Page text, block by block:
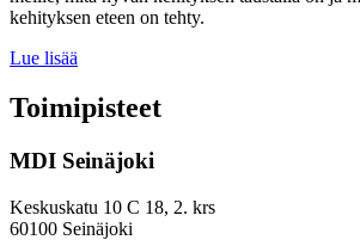
kehityksen eteen on tehty.
Lue lisää
ja
kehyskunnat
parantaa
EVP-
indeksissä?
Toimipisteet
MDI Seinäjoki
Keskuskatu 10 C 18, 2. krs
60100 Seinäjoki